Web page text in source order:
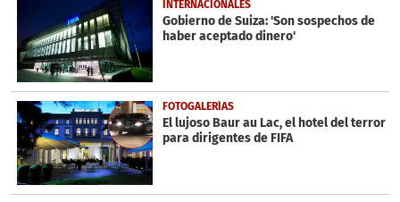
INTERNACIONALES
Gobierno de Suiza: 'Son sospechos de
haber aceptado dinero'
FOTOGALERÍAS
El lujoso Baur au Lac, el hotel del terror
para dirigentes de FIFA